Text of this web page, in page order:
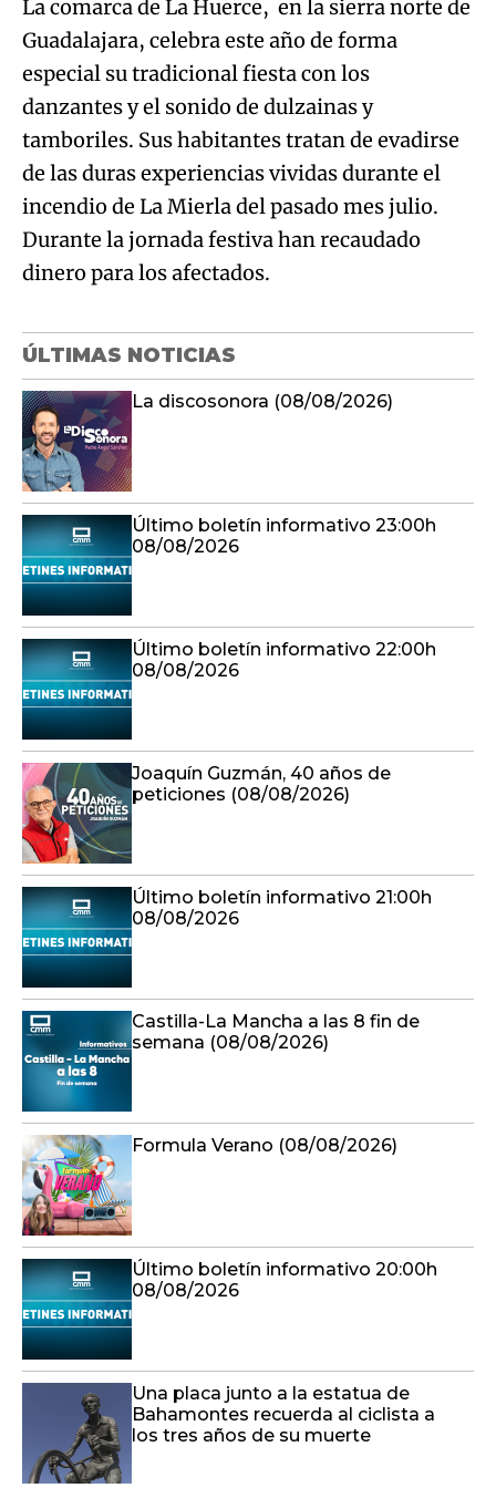
La comarca de La Huerce, en la sierra norte de
Guadalajara, celebra este año de forma
especial su tradicional fiesta con los
danzantes y el sonido de dulzainas y
tamboriles. Sus habitantes tratan de evadirse
de las duras experiencias vividas durante el
incendio de La Mierla del pasado mes julio.
Durante la jornada festiva han recaudado
dinero para los afectados.
ÚLTIMAS NOTICIAS
La discosonora (08/08/2026)
Último boletín informativo 23:00h
08/08/2026
Último boletín informativo 22:00h
08/08/2026
Joaquín Guzmán, 40 años de
peticiones (08/08/2026)
Último boletín informativo 21:00h
08/08/2026
Castilla-La Mancha a las 8 fin de
semana (08/08/2026)
Formula Verano (08/08/2026)
Último boletín informativo 20:00h
08/08/2026
Una placa junto a la estatua de
Bahamontes recuerda al ciclista a
los tres años de su muerte